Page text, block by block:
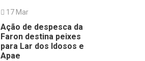
17 Mar
Ação de despesca da
Faron destina peixes
para Lar dos Idosos e
Apae